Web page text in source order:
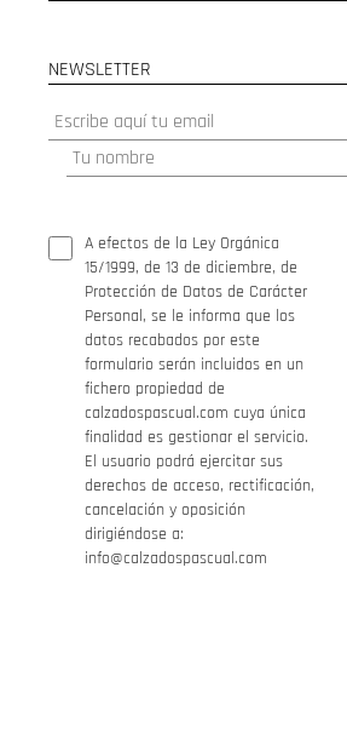
NEWSLETTER
A efectos de la Ley Orgánica
15/1999, de 13 de diciembre, de
Protección de Datos de Carácter
Personal, se le informa que los
datos recabados por este
formulario serán incluidos en un
fichero propiedad de
calzadospascual.com cuya única
finalidad es gestionar el servicio.
El usuario podrá ejercitar sus
derechos de acceso, rectificación,
cancelación y oposición
dirigiéndose a:
info@calzadospascual.com